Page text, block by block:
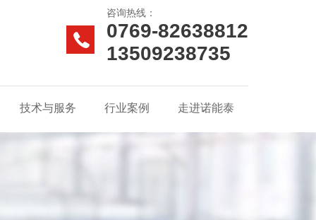
咨询热线：
0769-82638812
13509238735
技术与服务 行业案例 走进诺能泰